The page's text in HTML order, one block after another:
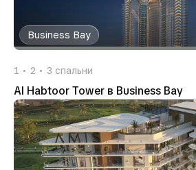
Business Bay
1 2 3 спальни
Al Habtoor Tower в Business Bay